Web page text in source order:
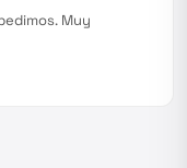
Muy